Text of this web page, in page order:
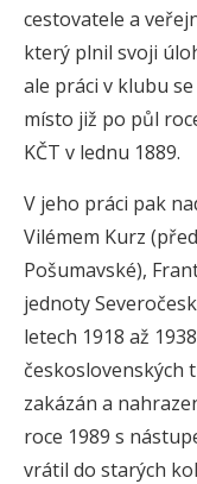
cestovatele a
který plnil svoji
ale práci v klubu
místo již po půl
KČT v lednu 1889.
V jeho práci pak
Vilémem Kurz
Pošumavské),
jednoty
letech 1918 až
československých
zakázán a
roce 1989 s
vrátil do starých